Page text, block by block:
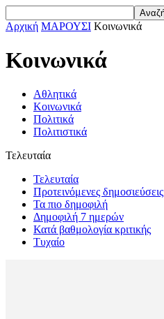
Αρχική ΜΑΡΟΥΣΙ Κοινωνικά
Κοινωνικά
Αθλητικά
Κοινωνικά
Πολιτικά
Πολιτιστικά
Τελευταία
Τελευταία
Προτεινόμενες δημοσιεύσεις
Τα πιο δημοφιλή
Δημοφιλή 7 ημερών
Κατά βαθμολογία κριτικής
Τυχαίο